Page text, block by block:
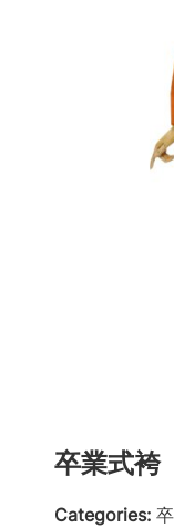
卒業式
Categories: